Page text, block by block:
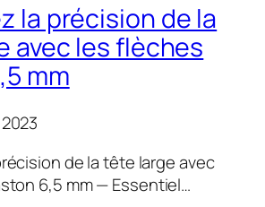
la précision de la
avec les flèches
mm
de la tête large avec
6,5 mm — Essentiel…